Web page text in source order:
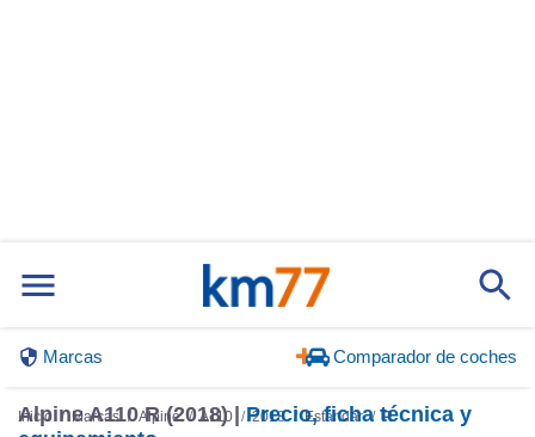
Marcas Comparador de coches
Inicio Marcas Alpine A110 2018 Estándar R
Alpine A110 R (2018) |Precio, ficha técnica y